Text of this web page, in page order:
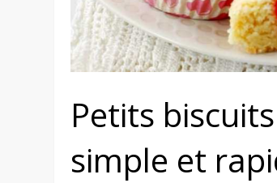
Petits
simple et